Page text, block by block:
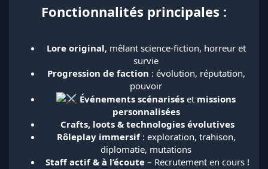
Fonctionnalités principales :
Lore original, mêlant science-fiction, horreur et
survie​
Progression de faction : évolution, réputation,
pouvoir​
Événements scénarisés et missions
personnalisées
Crafts, loots & technologies évolutives
Rôleplay immersif: exploration, trahison,
diplomatie, mutations​
Staff actif & à l’écoute– Recrutement en cours !​